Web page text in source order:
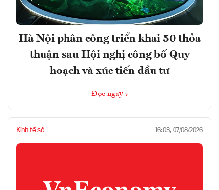
Hà Nội phân công triển khai 50 thỏa
thuận sau Hội nghị công bố Quy
hoạch và xúc tiến đầu tư
Đọc ngay
Kinh tế số 16:03, 07/08/2026